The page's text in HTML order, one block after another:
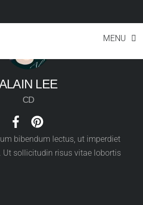
MENU
LEE
CD
bibendum lectus, ut imperdiet
Ut sollicitudin risus vitae lobortis